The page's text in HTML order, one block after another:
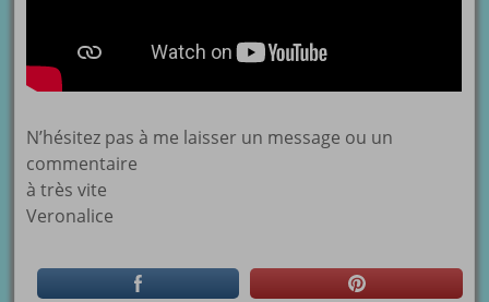
N’hésitez pas à me laisser un message ou un
commentaire
à très vite
Veronalice